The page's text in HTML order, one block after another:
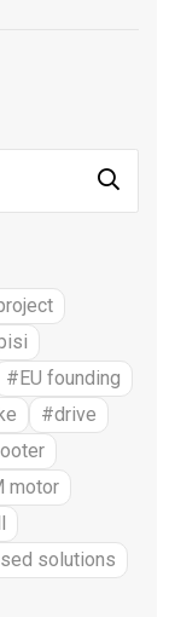
#EU founding
#drive
motor
solutions